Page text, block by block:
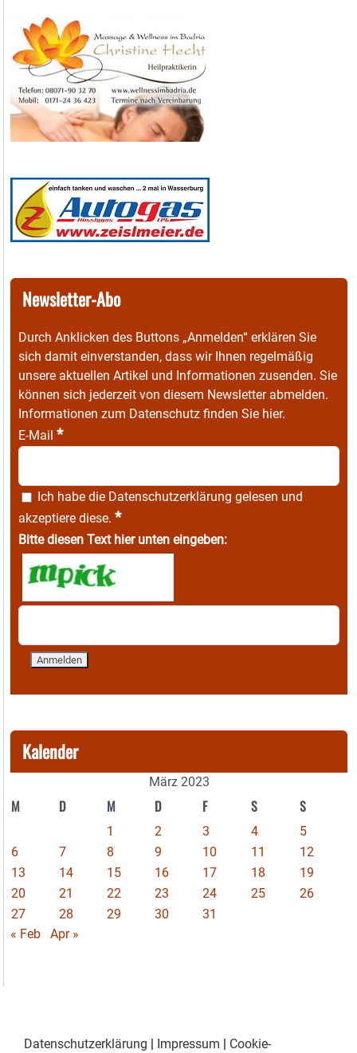
Newsletter-Abo
Durch Anklicken des Buttons „Anmelden“ erklären Sie
sich damit einverstanden, dass wir Ihnen regelmäßig
unsere aktuellen Artikel und Informationen zusenden. Sie
können sich jederzeit von diesem Newsletter abmelden.
Informationen zum Datenschutz finden Sie hier.
E-Mail *
Ich habe die Datenschutzerklärung gelesen und
akzeptiere diese. *
Bitte diesen Text hier unten eingeben:
Kalender
März 2023
M D M D F S S
1 2 3 4
5
6
7 8 9 10 11
12
13
14 15 16 17 18
19
20
21 22 23 24 25
26
27
28 29 30
31
« Feb
Apr »
Datenschutzerklärung | Impressum | Cookie-